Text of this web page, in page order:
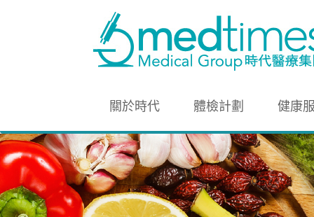
關於時代 體檢計劃 健康